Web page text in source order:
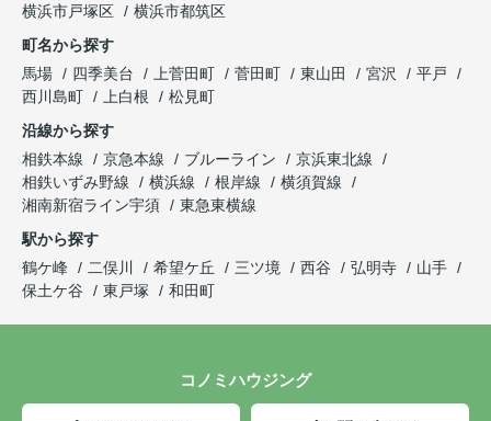
横浜市戸塚区
横浜市都筑区
町名から探す
馬場
四季美台 上菅田町 菅田町 東山田 宮沢
平戸
西川島町
上白根
松見町
沿線から探す
相鉄本線
京急本線 ブルーライン
京浜東北線
相鉄いずみ野線
横浜線 根岸線
横須賀線
湘南新宿ライン宇須
東急東横線
駅から探す
鶴ケ峰
二俣川 希望ケ丘 三ツ境 西谷 弘明寺
山手
保土ケ谷
東戸塚 和田町
コノミハウジング